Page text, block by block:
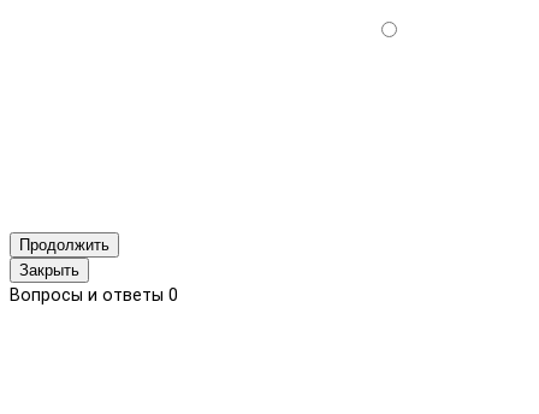
Продолжить
Закрыть
Вопросы и ответы 0